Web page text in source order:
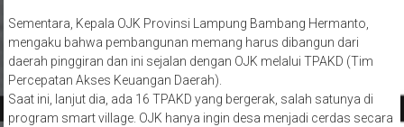
Sementara, Kepala OJK Provinsi Lampung Bambang Hermanto,
mengaku bahwa pembangunan memang harus dibangun dari
daerah pinggiran dan ini sejalan dengan OJK melalui TPAKD (Tim
Percepatan Akses Keuangan Daerah).
Saat ini, lanjut dia, ada 16 TPAKD yang bergerak, salah satunya di
program smart village. OJK hanya ingin desa menjadi cerdas secara